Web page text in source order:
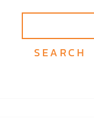
SEARCH